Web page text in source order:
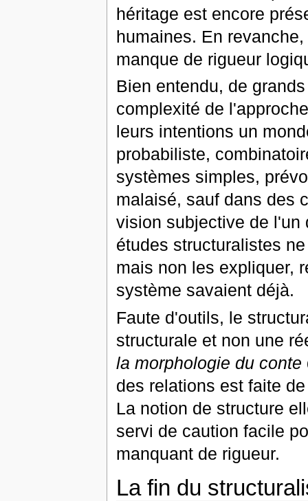
héritage est encore
humaines. En
manque de rigueur
Bien entendu, de
complexité de
leurs intentions un
probabiliste,
systèmes simples,
malaisé, sauf dans des
vision subjective de l'un
études structuralistes
mais non les expliquer,
système savaient déjà.
Faute d'outils, le
structurale et non une
la morphologie du conte
des relations est faite
La notion de structure
servi de caution facile
manquant de rigueur.
La fin du